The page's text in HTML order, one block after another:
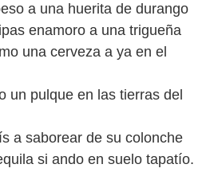
a una huerita de durango
enamoro a una trigueña
una cerveza a ya en el
un pulque en las tierras del
a saborear de su colonche
si ando en suelo tapatío.